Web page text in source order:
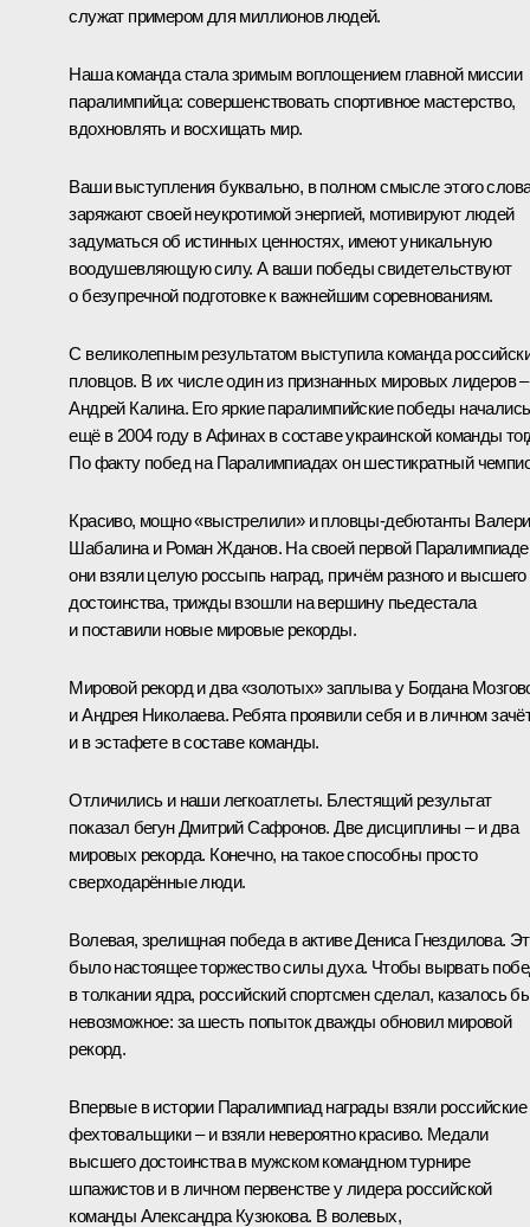
служат примером для миллионов людей.
Наша команда стала зримым воплощением главной миссии
паралимпийца: совершенствовать спортивное мастерство,
вдохновлять и восхищать мир.
Ваши выступления буквально, в полном смысле этого
заряжают своей неукротимой энергией, мотивируют людей
задуматься об истинных ценностях, имеют уникальную
воодушевляющую силу. А ваши победы свидетельствуют
о безупречной подготовке к важнейшим соревнованиям.
С великолепным результатом выступила команда
пловцов. В их числе один из признанных мировых лидеров –
Андрей Калина. Его яркие паралимпийские победы начались
ещё в 2004 году в Афинах в составе украинской команды
По факту побед на Паралимпиадах он шестикратный
Красиво, мощно «выстрелили» и пловцы-дебютанты
Шабалина и Роман Жданов. На своей первой Паралимпиаде
они взяли целую россыпь наград, причём разного и высшего
достоинства, трижды взошли на вершину пьедестала
и поставили новые мировые рекорды.
Мировой рекорд и два «золотых» заплыва у Богдана
и Андрея Николаева. Ребята проявили себя и в личном
и в эстафете в составе команды.
Отличились и наши легкоатлеты. Блестящий результат
показал бегун Дмитрий Сафронов. Две дисциплины – и два
мировых рекорда. Конечно, на такое способны просто
сверходарённые люди.
Волевая, зрелищная победа в активе Дениса Гнездилова.
было настоящее торжество силы духа. Чтобы вырвать
в толкании ядра, российский спортсмен сделал, казалось
невозможное: за шесть попыток дважды обновил мировой
рекорд.
Впервые в истории Паралимпиад награды взяли российские
фехтовальщики – и взяли невероятно красиво. Медали
высшего достоинства в мужском командном турнире
шпажистов и в личном первенстве у лидера российской
команды Александра Кузюкова. В волевых,